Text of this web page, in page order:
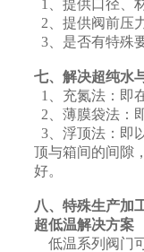
1、提供口径、
2、提供阀前压
3、是否有特殊
七、解决超纯水
1、充氮法：即
2、薄膜袋法：
3、浮顶法：即
顶与箱间的间隙
好。
八、特殊生产加
超低温解决方案
低温系列阀门